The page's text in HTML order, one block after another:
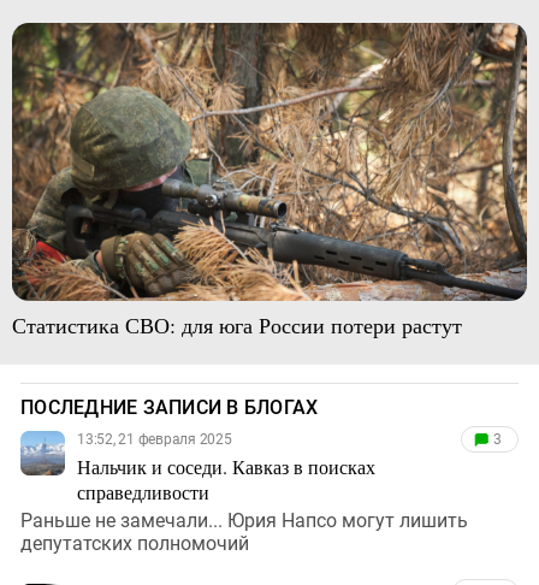
Статистика СВО: для юга России потери растут
ПОСЛЕДНИЕ ЗАПИСИ В БЛОГАХ
13:52, 21 февраля 2025
Нальчик и соседи. Кавказ в поисках
справедливости
3
Раньше не замечали... Юрия Напсо могут лишить
депутатских полномочий